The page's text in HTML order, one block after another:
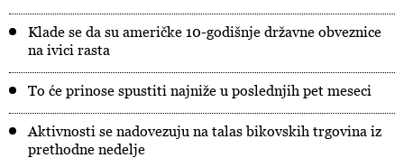
Klade se da su američke 10-godišnje državne obveznice
na ivici rasta
To će prinose spustiti najniže u poslednjih pet meseci
Aktivnosti se nadovezuju na talas bikovskih trgovina iz
prethodne nedelje